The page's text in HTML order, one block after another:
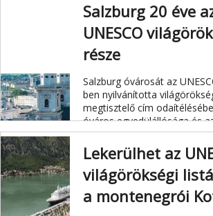
Salzburg 20 éve
UNESCO
része
Salzburg óvárosát az
ben nyilvánította
megtisztelő cím
óváros egyedülállósága és
érsekhercegek építészeti
mellett Salzburg zenei
metropoliszként és
Amadeus Mozart
betöltött szerepe volt döntő
jelentőségű.
Lekerülhet az
világörökségi
a montenegrói